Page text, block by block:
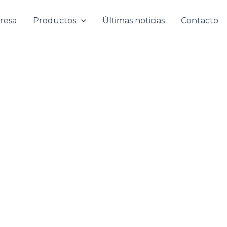
Productos Últimas noticias Contacto